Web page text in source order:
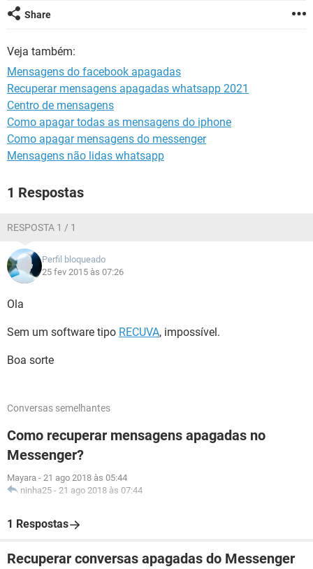
GUIA DE COMPRAS
Share
Veja também:
Mensagens do facebook apagadas
Recuperar mensagens apagadas whatsapp 2021
Centro de mensagens
Como apagar todas as mensagens do iphone
Como apagar mensagens do messenger
Mensagens não lidas whatsapp
1 Respostas
RESPOSTA 1 / 1
Perfil bloqueado
25 fev 2015 às 07:26
Ola
Sem um software tipo RECUVA, impossível.
Boa sorte
Conversas semelhantes
Como recuperar mensagens apagadas no
Messenger?
Mayara - 21 ago 2018 às 05:44
ninha25 - 21 ago 2018 às 07:44
1 Respostas
Recuperar conversas apagadas do Messenger